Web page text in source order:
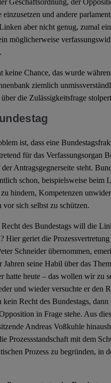
einzusetzen und andere
aber nicht genug, zumal
möglicherweise
Chance, das wurde
ziemlich
die Zulässigkeitsfrage
ist, dass eine
für das Verfassungsorgan
Antragsgegnerseite steht.
schon, beispielsweise beim
hindern, Kompetenzen
vor sich selbst zu schützen.
Recht des Bundestags will die
Hier geriet die
Schneider übernommen,
Jahren seine Habil über das
hatte heute – das wollen wir zu
und wieder versuchte er den
kein Recht des Bundestags,
in Frage stehe. Aus
Andreas Voßkuhle
Prozessstandschaft mit dem
Prozess zu begründen, in